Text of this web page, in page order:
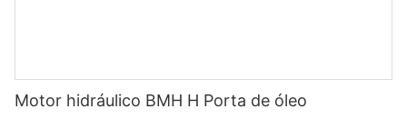
Motor hidráulico BMH H Porta de óleo